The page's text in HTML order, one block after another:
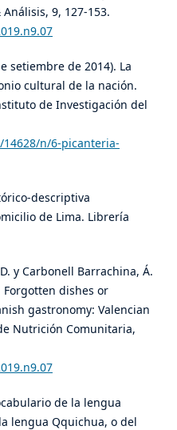
9, 127-153.
setiembre de 2014). La
cultural de la nación.
de Investigación del
n/6-picanteria-
descriptiva
de Lima. Librería
y Carbonell Barrachina, Á.
Forgotten dishes or
gastronomy: Valencian
Nutrición Comunitaria,
de la lengua
lengua Qquichua, o del